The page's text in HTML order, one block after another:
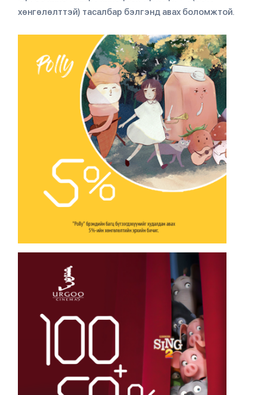
хөнгөлөлттэй) тасалбар бэлгэнд авах боломжтой.